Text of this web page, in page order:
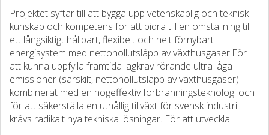
Projektet syftar till att bygga upp vetenskaplig och teknisk
kunskap och kompetens för att bidra till en omställning till
ett långsiktigt hållbart, flexibelt och helt förnybart
energisystem med nettonollutsläpp av växthusgaser.För
att kunna uppfylla framtida lagkrav rörande ultra låga
emissioner (särskilt, nettonollutsläpp av växthusgaser)
kombinerat med en högeffektiv förbränningsteknologi och
för att säkerställa en uthållig tillväxt för svensk industri
krävs radikalt nya tekniska lösningar. För att utveckla